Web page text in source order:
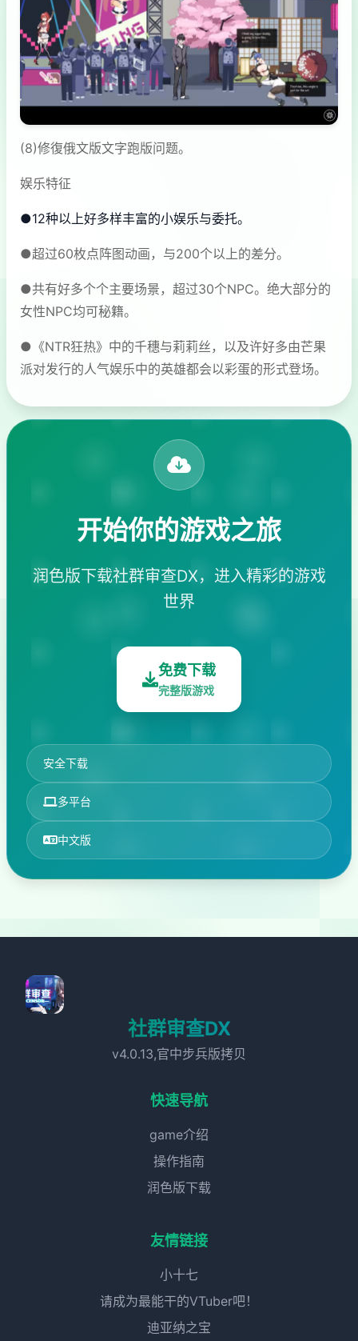
(8)修復俄文版文字跑版问题。
娱乐特征
●12种以上好多样丰富的小娱乐与委托。
●超过60枚点阵图动画，与200个以上的差分。
●共有好多个个主要场景，超过30个NPC。绝大部分的
女性NPC均可秘籍。
●《NTR狂热》中的千穗与莉莉丝，以及许好多由芒果
派对发行的人气娱乐中的英雄都会以彩蛋的形式登场。
开始你的游戏之旅
润色版下载社群审查DX，进入精彩的游戏
世界
免费下载
完整版游戏
安全下载
多平台
中文版
社群审查DX
v4.0.13,官中步兵版拷贝
快速导航
game介绍
操作指南
润色版下载
友情链接
小十七
请成为最能干的VTuber吧！
迪亚纳之宝